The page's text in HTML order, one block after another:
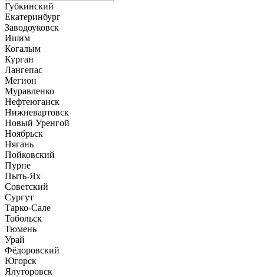
Губкинский
Екатеринбург
Заводоуковск
Ишим
Когалым
Курган
Лангепас
Мегион
Муравленко
Нефтеюганск
Нижневартовск
Новый Уренгой
Ноябрьск
Нягань
Пойковский
Пурпе
Пыть-Ях
Советский
Сургут
Тарко-Сале
Тобольск
Тюмень
Урай
Фёдоровский
Югорск
Ялуторовск